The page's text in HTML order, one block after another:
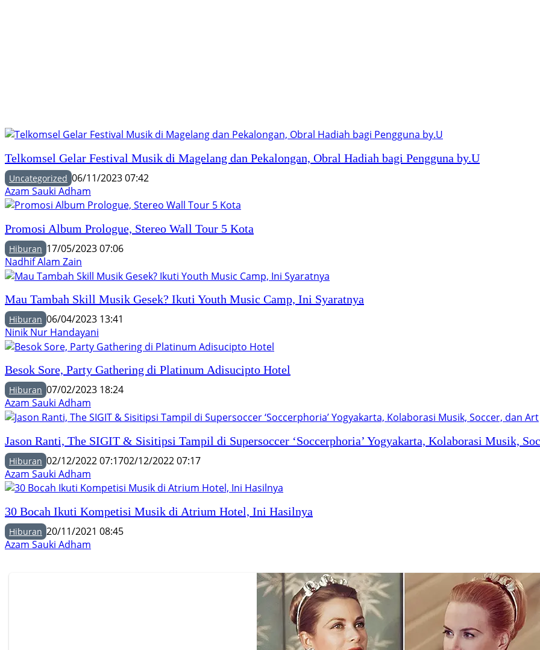
Telkomsel Gelar Festival Musik di Magelang dan Pekalongan, Obral Hadiah bagi Pengguna by.U
Uncategorized 06/11/2023 07:42
Azam Sauki Adham
Promosi Album Prologue, Stereo Wall Tour 5 Kota
Hiburan 17/05/2023 07:06
Nadhif Alam Zain
Mau Tambah Skill Musik Gesek? Ikuti Youth Music Camp, Ini Syaratnya
Hiburan 06/04/2023 13:41
Ninik Nur Handayani
Besok Sore, Party Gathering di Platinum Adisucipto Hotel
Hiburan 07/02/2023 18:24
Azam Sauki Adham
Jason Ranti, The SIGIT & Sisitipsi Tampil di Supersoccer ‘Soccerphoria’ Yogyakarta, Kolaborasi Musik,
Hiburan 02/12/2022 07:1702/12/2022 07:17
Azam Sauki Adham
30 Bocah Ikuti Kompetisi Musik di Atrium Hotel, Ini Hasilnya
Hiburan 20/11/2021 08:45
Azam Sauki Adham